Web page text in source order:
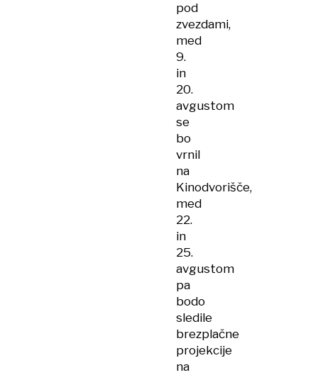
pod
zvezdami,
med
9.
in
20.
avgustom
se
bo
vrnil
na
Kinodvorišče,
med
22.
in
25.
avgustom
pa
bodo
sledile
brezplačne
projekcije
na